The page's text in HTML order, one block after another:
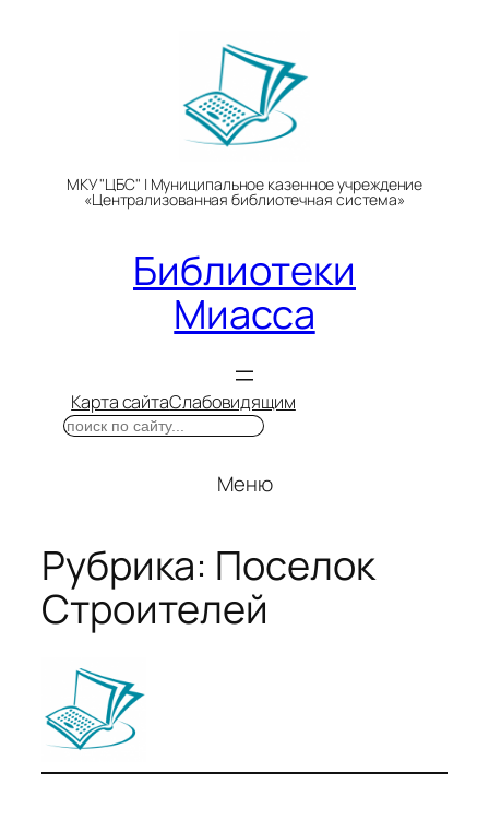
МКУ "ЦБС" | Муниципальное казенное учреждение
«Централизованная библиотечная система»
Библиотеки
Миасса
Карта сайтаСлабовидящим
Поиск
Меню
Рубрика: Поселок
Строителей